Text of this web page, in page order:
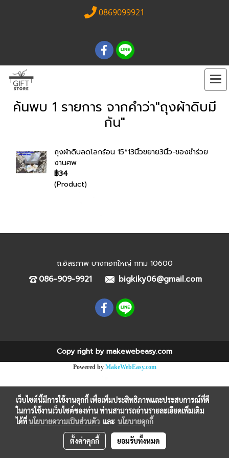
0869099921
ค้นพบ 1 รายการ จากคำว่า"ถุงผ้าดิบมี
ก้น"
ถุงผ้าดิบลดโลกร้อน 15*13นิ้วขยาย3นิ้ว-ของชำร่วย
งานศพ
฿34
(Product)
ถ.อิสรภาพ บางกอกใหญ่ กทม 10600
086-909-9921 bigkiky06@gmail.com
Copy right by makewebeasy.com
Powered by MakeWebEasy.com
เว็บไซต์นี้มีการใช้งานคุกกี้ เพื่อเพิ่มประสิทธิภาพและประสบการณ์ที่ดี
ในการใช้งานเว็บไซต์ของท่าน ท่านสามารถอ่านรายละเอียดเพิ่มเติม
ได้ที่นโยบายความเป็นส่วนตัว และ นโยบายคุกกี้
ตั้งค่าคุกกี้ ยอมรับทั้งหมด